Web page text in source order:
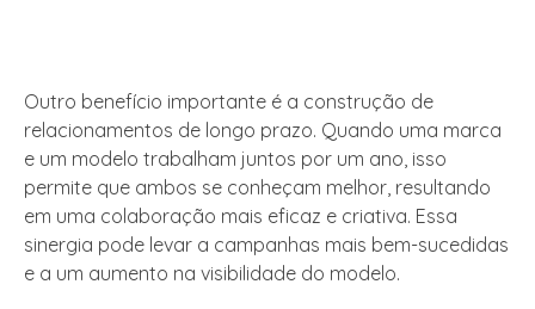
Outro benefício importante é a construção de
relacionamentos de longo prazo. Quando uma marca
e um modelo trabalham juntos por um ano, isso
permite que ambos se conheçam melhor, resultando
em uma colaboração mais eficaz e criativa. Essa
sinergia pode levar a campanhas mais bem-sucedidas
e a um aumento na visibilidade do modelo.